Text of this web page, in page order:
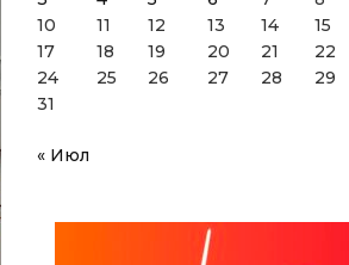
10
11 12 13 14 15
17
18 19 20 21 22
24
25 26 27 28 29
31
« Июл